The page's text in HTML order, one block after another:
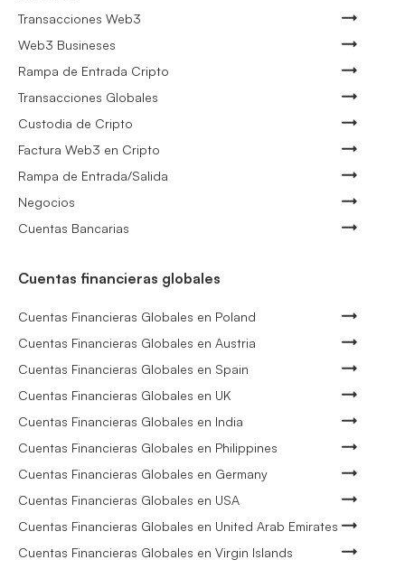
Transacciones Web3
Web3 Busineses
Rampa de Entrada Cripto
Transacciones Globales
Custodia de Cripto
Factura Web3 en Cripto
Rampa de Entrada/Salida
Negocios
Cuentas Bancarias
Cuentas financieras globales
Cuentas Financieras Globales en Poland
Cuentas Financieras Globales en Austria
Cuentas Financieras Globales en Spain
Cuentas Financieras Globales en UK
Cuentas Financieras Globales en India
Cuentas Financieras Globales en Philippines
Cuentas Financieras Globales en Germany
Cuentas Financieras Globales en USA
Cuentas Financieras Globales en United Arab Emirates
Cuentas Financieras Globales en Virgin Islands